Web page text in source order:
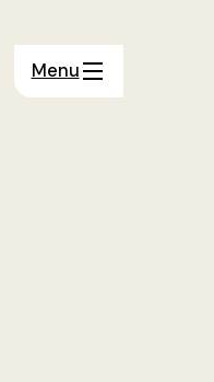
Menu